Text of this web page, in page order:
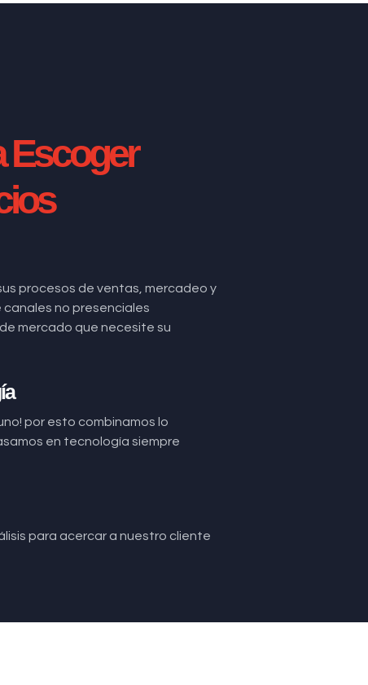
Escoger
procesos de ventas, mercadeo y
no presenciales
mercado que necesite su
por esto combinamos lo
en tecnología siempre
para acercar a nuestro cliente